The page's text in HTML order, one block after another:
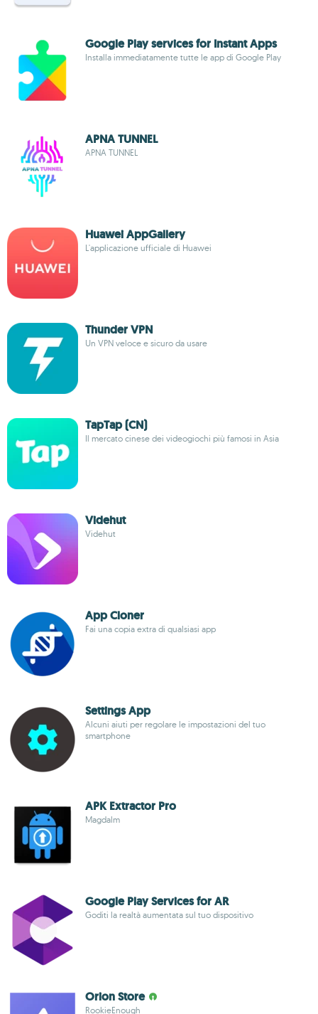
Google Play services for Instant Apps
Installa immediatamente tutte le app di Google Play
APNA TUNNEL
APNA TUNNEL
Huawei AppGallery
L'applicazione ufficiale di Huawei
Thunder VPN
Un VPN veloce e sicuro da usare
TapTap (CN)
Il mercato cinese dei videogiochi più famosi in Asia
Videhut
Videhut
App Cloner
Fai una copia extra di qualsiasi app
Settings App
Alcuni aiuti per regolare le impostazioni del tuo
smartphone
APK Extractor Pro
Magdalm
Google Play Services for AR
Goditi la realtà aumentata sul tuo dispositivo
Orion Store
RookieEnough